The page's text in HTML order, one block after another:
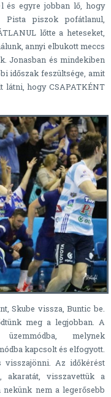
és egyre jobban lő, hogy
piszok pofátlanul,
lőtte a heteseket,
annyi elbukott meccs
Jonasban és mindekiben
időszak feszültsége, amit
látni, hogy CSAPATKÉNT
Skube vissza, Buntic be.
meg a legjobban. A
melynek
kapcsolt és elfogyott.
Az időkérést
akaratát, visszavettük a
nem a legerősebb